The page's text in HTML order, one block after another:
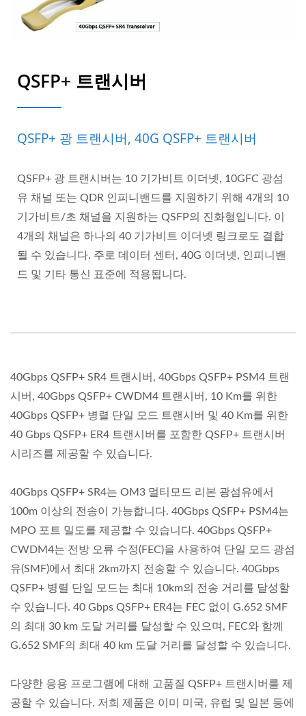
QSFP+ 트랜시버
QSFP+ 광 트랜시버, 40G QSFP+ 트랜시버
QSFP+ 광 트랜시버는 10 기가비트 이더넷, 10GFC 광섬
유 채널 또는 QDR 인피니밴드를 지원하기 위해 4개의 10
기가비트/초 채널을 지원하는 QSFP의 진화형입니다. 이
4개의 채널은 하나의 40 기가비트 이더넷 링크로도 결합
될 수 있습니다. 주로 데이터 센터, 40G 이더넷, 인피니밴
드 및 기타 통신 표준에 적용됩니다.
40Gbps QSFP+ SR4 트랜시버, 40Gbps QSFP+ PSM4 트랜
시버, 40Gbps QSFP+ CWDM4 트랜시버, 10 Km를 위한
40Gbps QSFP+ 병렬 단일 모드 트랜시버 및 40 Km를 위한
40 Gbps QSFP+ ER4 트랜시버를 포함한 QSFP+ 트랜시버
시리즈를 제공할 수 있습니다.
40Gbps QSFP+ SR4는 OM3 멀티모드 리본 광섬유에서
100m 이상의 전송이 가능합니다. 40Gbps QSFP+ PSM4는
MPO 포트 밀도를 제공할 수 있습니다. 40Gbps QSFP+
CWDM4는 전방 오류 수정(FEC)을 사용하여 단일 모드 광섬
유(SMF)에서 최대 2km까지 전송할 수 있습니다. 40Gbps
QSFP+ 병렬 단일 모드는 최대 10km의 전송 거리를 달성할
수 있습니다. 40 Gbps QSFP+ ER4는 FEC 없이 G.652 SMF
의 최대 30 km 도달 거리를 달성할 수 있으며, FEC와 함께
G.652 SMF의 최대 40 km 도달 거리를 달성할 수 있습니다.
다양한 응용 프로그램에 대해 고품질 QSFP+ 트랜시버를 제
공할 수 있습니다. 저희 제품은 이미 미국, 유럽 및 일본 등에